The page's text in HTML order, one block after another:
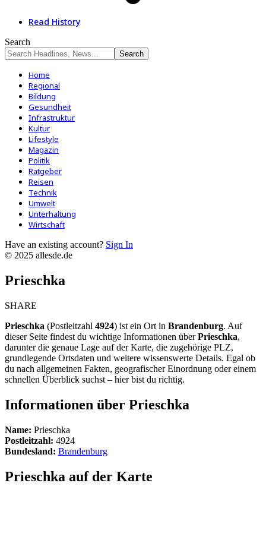
Read History
Search
Home
Regional
Bildung
Gesundheit
Infrastruktur
Kultur
Lifestyle
Magazin
Politik
Ratgeber
Reisen
Technik
Umwelt
Unterhaltung
Wirtschaft
Have an existing account? Sign In
© 2025 allesde.de
Prieschka
SHARE
Prieschka (Postleitzahl 4924) ist ein Ort in Brandenburg. Auf
dieser Seite findest du wichtige Informationen überPrieschka,
darunter die genaue Lage auf der Karte, die zugehörige PLZ,
grundlegende Ortsdaten und weitere wissenswerte Details. Egal ob
du nach allgemeinen Fakten, geografischer Einordnung oder einem
schnellen Überblick suchst – hier bist du richtig.
Informationen über Prieschka
Name: Prieschka
Postleitzahl: 4924
Bundesland: Brandenburg
Prieschka auf der Karte